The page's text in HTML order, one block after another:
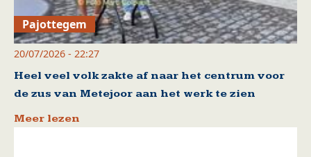
Pajottegem
20/07/2026 - 22:27
Heel veel volk zakte af naar het centrum voor
de zus van Metejoor aan het werk te zien
Meer lezen